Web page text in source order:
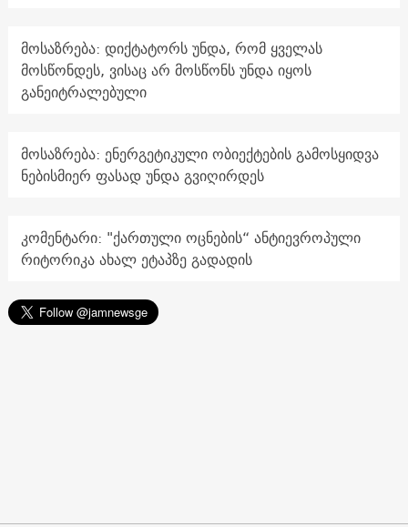
მოსაზრება: დიქტატორს უნდა, რომ ყველას
მოსწონდეს, ვისაც არ მოსწონს უნდა იყოს
განეიტრალებული
მოსაზრება: ენერგეტიკული ობიექტების გამოსყიდვა
ნებისმიერ ფასად უნდა გვიღირდეს
კომენტარი: "ქართული ოცნების“ ანტიევროპული
რიტორიკა ახალ ეტაპზე გადადის